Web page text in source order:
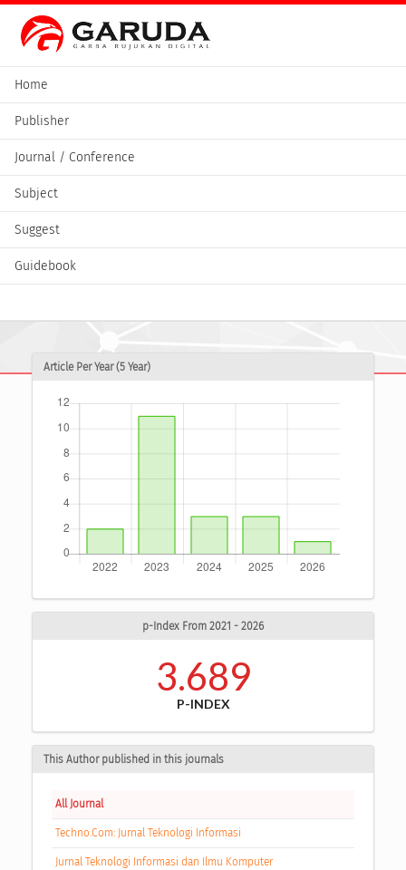
Home
Publisher
Journal / Conference
Subject
Suggest
Guidebook
Article Per Year (5 Year)
p-Index From 2021 - 2026
3.689
P-INDEX
This Author published in this journals
All Journal
Techno.Com: Jurnal Teknologi Informasi
Jurnal Teknologi Informasi dan Ilmu Komputer